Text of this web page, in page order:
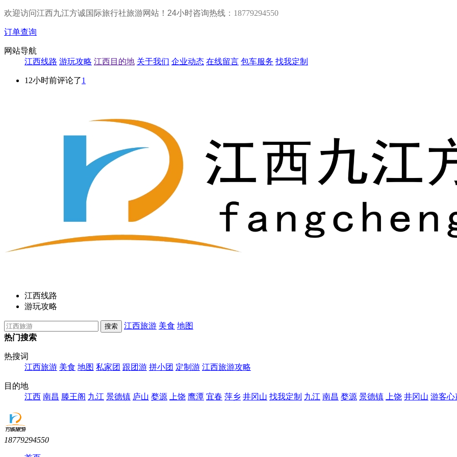
欢迎访问江西九江方诚国际旅行社旅游网站！24小时咨询热线 ：18779294550
订单查询
网站导航
江西线路 游玩攻略 江西目的地 关于我们 企业动态 在线留言 包车服务 找我定制
12小时前评论了1
江西线路
游玩攻略
江西旅游 美食 地图
热门搜索
热搜词
江西旅游 美食 地图 私家团 跟团游 拼小团 定制游 江西旅游攻略
目的地
江西 南昌 滕王阁 九江 景德镇 庐山 婺源 上饶 鹰潭 宜春 萍乡 井冈山 找我定制 九江 南昌 婺源 景德镇 上饶 井冈山 游客心
18779294550